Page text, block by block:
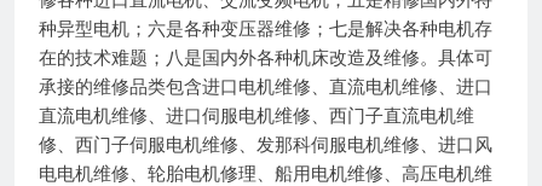
种异型电机；六是各种变压器维修；七是解决各种电机存
在的技术难题；八是国内外各种机床改造及维修。具体可
承接的维修品类包含进口电机维修、直流电机维修、进口
直流电机维修、进口伺服电机维修、西门子直流电机维
修、西门子伺服电机维修、发那科伺服电机维修、进口风
电电机维修、轮胎电机修理、船用电机维修、高压电机维